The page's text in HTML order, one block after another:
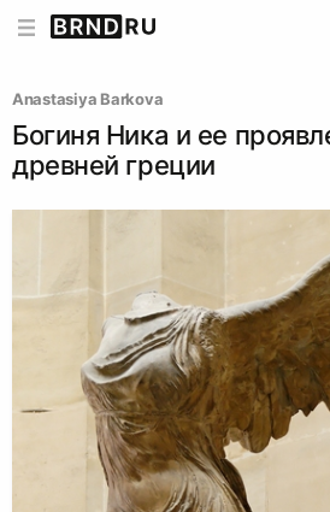
Anastasiya Barkova
Богиня Ника и ее
древней греции